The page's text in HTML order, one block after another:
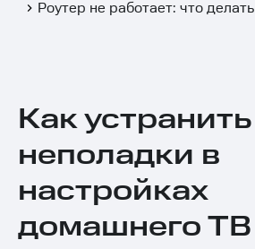
Роутер не работает: что делать
Как устранить
неполадки в
настройках
домашнего ТВ